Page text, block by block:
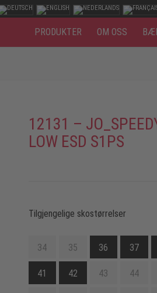
PRODUKTER OM OSS
12131 –
LOW ESD S1PS
Tilgjengelige skostørrelser
34 35 36 37
41 42 43 44